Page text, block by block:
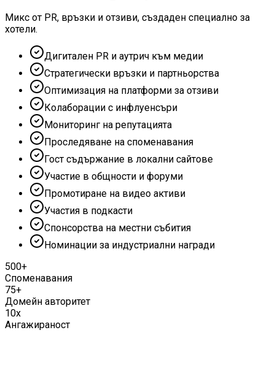
Микс от PR, връзки и отзиви, създаден специално за
хотели.
Дигитален PR и аутрич към медии
Стратегически връзки и партньорства
Оптимизация на платформи за отзиви
Колаборации с инфлуенсъри
Мониторинг на репутацията
Проследяване на споменавания
Гост съдържание в локални сайтове
Участие в общности и форуми
Промотиране на видео активи
Участия в подкасти
Спонсорства на местни събития
Номинации за индустриални награди
500+
Споменавания
75+
Домейн авторитет
10x
Ангажираност